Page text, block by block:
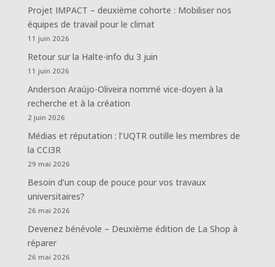
Projet IMPACT – deuxième cohorte : Mobiliser nos
équipes de travail pour le climat
11 juin 2026
Retour sur la Halte-info du 3 juin
11 juin 2026
Anderson Araújo-Oliveira nommé vice-doyen à la
recherche et à la création
2 juin 2026
Médias et réputation : l’UQTR outille les membres de
la CCI3R
29 mai 2026
Besoin d’un coup de pouce pour vos travaux
universitaires?
26 mai 2026
Devenez bénévole – Deuxième édition de La Shop à
réparer
26 mai 2026